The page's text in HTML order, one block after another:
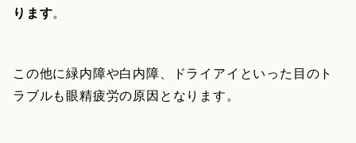
ります。
この他に緑内障や白内障、ドライアイといった目のト
ラブルも眼精疲労の原因となります。